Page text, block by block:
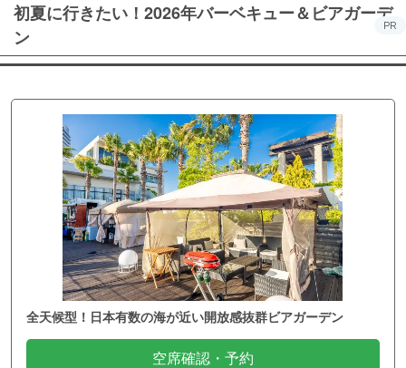
初夏に行きたい！2026年バーベキュー＆ビアガーデ
ン
PR
全天候型！日本有数の海が近い開放感抜群ビアガーデン
空席確認・予約